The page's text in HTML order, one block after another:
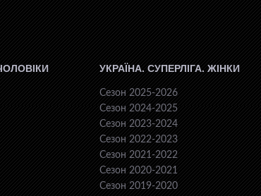
УКРАЇНА. СУПЕРЛІГА. ЖІНКИ
Сезон 2025-2026
Сезон 2024-2025
Сезон 2023-2024
Сезон 2022-2023
Сезон 2021-2022
Сезон 2020-2021
Сезон 2019-2020